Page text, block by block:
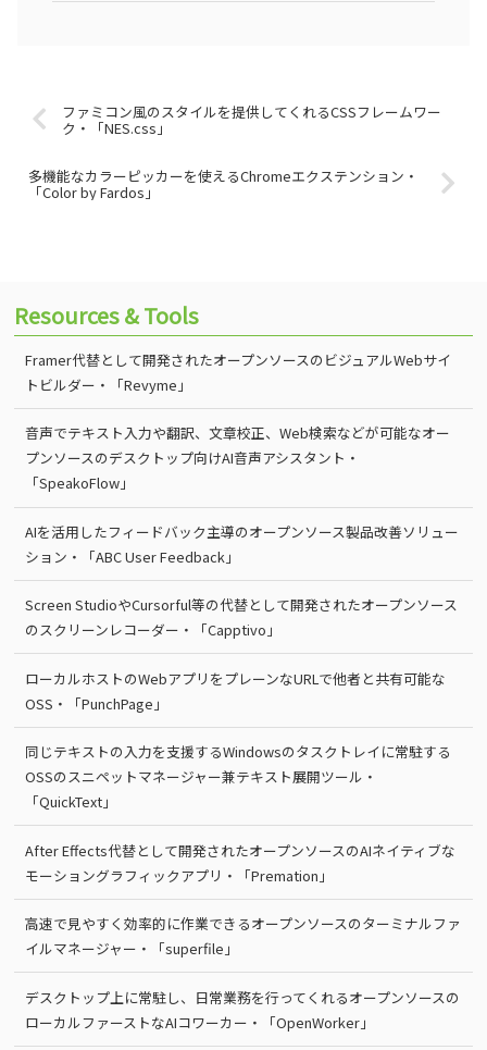
ファミコン風のスタイルを提供してくれるCSSフレームワー
ク・「NES.css」
多機能なカラーピッカーを使えるChromeエクステンション・
「Color by Fardos」
Resources & Tools
Framer代替として開発されたオープンソースのビジュアルWebサイ
トビルダー・「Revyme」
音声でテキスト入力や翻訳、文章校正、Web検索などが可能なオー
プンソースのデスクトップ向けAI音声アシスタント・
「SpeakoFlow」
AIを活用したフィードバック主導のオープンソース製品改善ソリュー
ション・「ABC User Feedback」
Screen StudioやCursorful等の代替として開発されたオープンソース
のスクリーンレコーダー・「Capptivo」
ローカルホストのWebアプリをプレーンなURLで他者と共有可能な
OSS・「PunchPage」
同じテキストの入力を支援するWindowsのタスクトレイに常駐する
OSSのスニペットマネージャー兼テキスト展開ツール・
「QuickText」
After Effects代替として開発されたオープンソースのAIネイティブな
モーショングラフィックアプリ・「Premation」
高速で見やすく効率的に作業できるオープンソースのターミナルファ
イルマネージャー・「superfile」
デスクトップ上に常駐し、日常業務を行ってくれるオープンソースの
ローカルファーストなAIコワーカー・「OpenWorker」